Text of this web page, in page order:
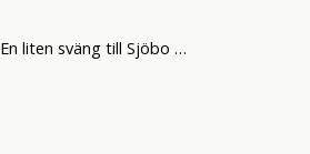
En liten sväng till Sjöbo …